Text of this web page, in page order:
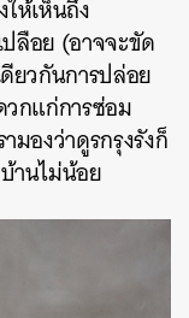
ห้เห็นถึง
ลือย (อาจจะขัด
ยวกันการปล่อย
กแก่การซ่อม
มองว่าดูรกรุงรังก็
านไม่น้อย